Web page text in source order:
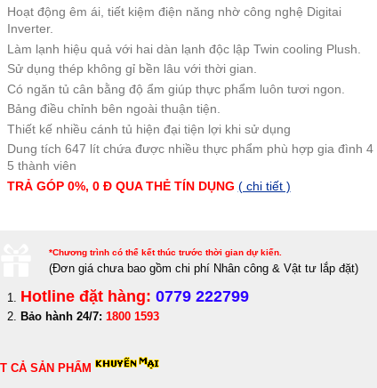
Hoạt động êm ái, tiết kiệm điện năng nhờ công nghệ Digitai
Inverter.
Làm lạnh hiệu quả với hai dàn lạnh độc lập Twin cooling Plush.
Sử dụng thép không gỉ bền lâu với thời gian.
Có ngăn tủ cân bằng độ ẩm giúp thực phẩm luôn tươi ngon.
Bảng điều chỉnh bên ngoài thuận tiện.
Thiết kế nhiều cánh tủ hiện đại tiện lợi khi sử dụng
Dung tích 647 lít chứa được nhiều thực phẩm phù hợp gia đình 4
5 thành viên
TRẢ GÓP 0%, 0 Đ QUA THẺ TÍN DỤNG ( chi tiết )
*Chương trình có thể kết thúc trước thời gian dự kiến.
(Đơn giá c hưa bao gồm chi phí Nhân công & Vật tư lắp đặt)
Hotline đặt hàng: 0779 222799
Bảo hành 24/7: 1800 1593
CẢ SẢN PHẨM